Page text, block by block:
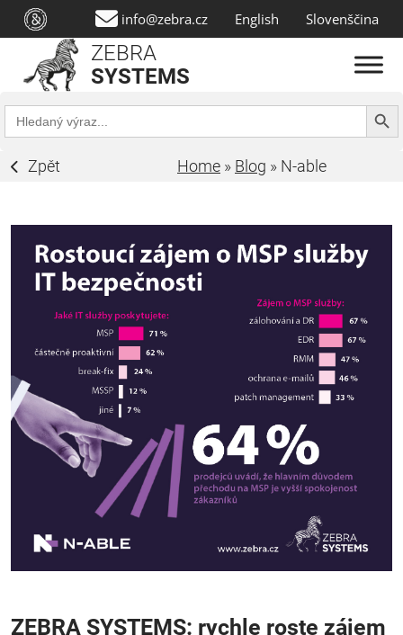
info@zebra.cz English Slovenščina
ZEBRA
SYSTEMS
Search
for:
Search
Zpět Home » Blog » N-able
ZEBRA SYSTEMS: rychle roste zájem